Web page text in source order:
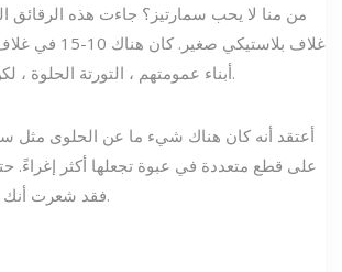
من منا لا يحب سمارتيز؟ جاءت هذه الرقائق
غلاف بلاستيكي
أبناء عمومتهم ، التورتة الحلوة ، لكن طعمهم حلو أكثر.
أعتقد أنه كان هناك شيء ما عن الحلوى مثل
على قطع متعددة في عبوة تجعلها أكثر إغراءً.
فقد شعرت أنك تحصل على المزيد.